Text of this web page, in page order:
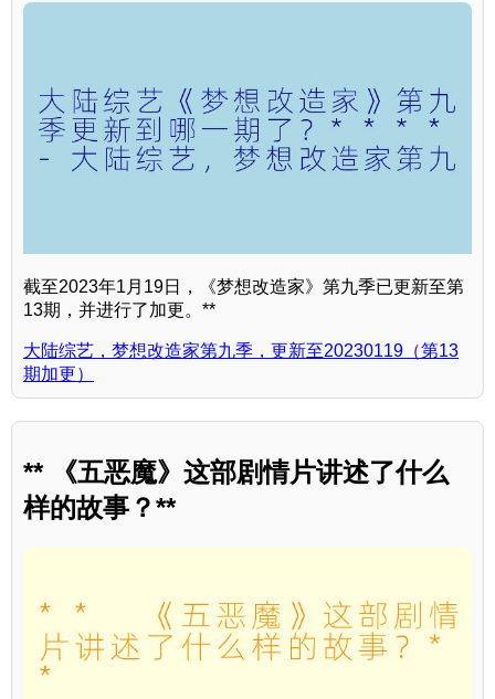
截至2023年1月19日，《梦想改造家》第九季已更新至第
13期，并进行了加更。**
大陆综艺，梦想改造家第九季，更新至20230119（第13
期加更）
** 《五恶魔》这部剧情片讲述了什么
样的故事？**